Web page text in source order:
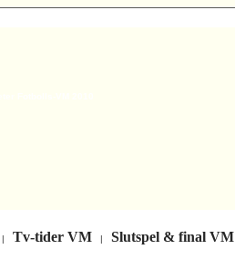
Tv-tider VM | Slutspel & final VM